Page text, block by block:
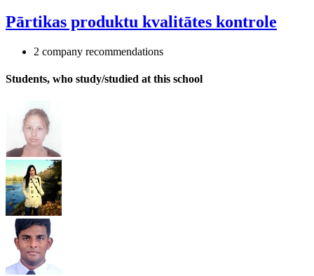
Pārtikas produktu kvalitātes kontrole
2 company recommendations
Students, who study/studied at this school